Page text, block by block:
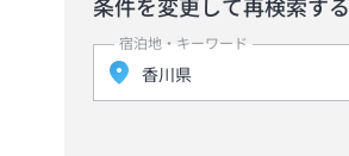
条件を変更して再検索する
宿泊地・キーワード